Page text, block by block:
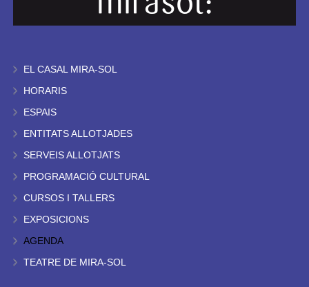
EL CASAL MIRA-SOL
HORARIS
ESPAIS
ENTITATS ALLOTJADES
SERVEIS ALLOTJATS
PROGRAMACIÓ CULTURAL
CURSOS I TALLERS
EXPOSICIONS
AGENDA
TEATRE DE MIRA-SOL